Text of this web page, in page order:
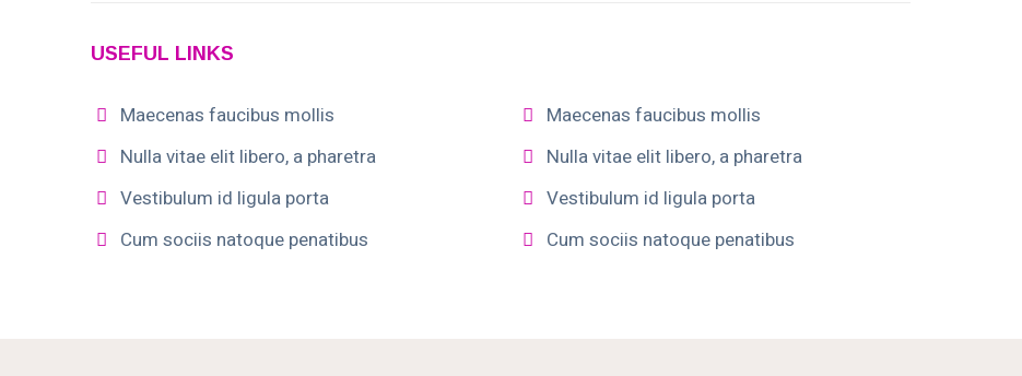
USEFUL LINKS
Maecenas faucibus mollis
Nulla vitae elit libero, a pharetra
Vestibulum id ligula porta
Cum sociis natoque penatibus
Maecenas faucibus mollis
Nulla vitae elit libero, a pharetra
Vestibulum id ligula porta
Cum sociis natoque penatibus